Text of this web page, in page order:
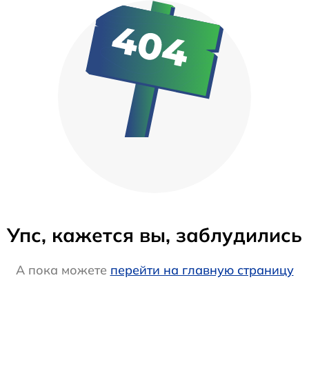
Упс, кажется вы, заблудились
А пока можете перейти на главную страницу